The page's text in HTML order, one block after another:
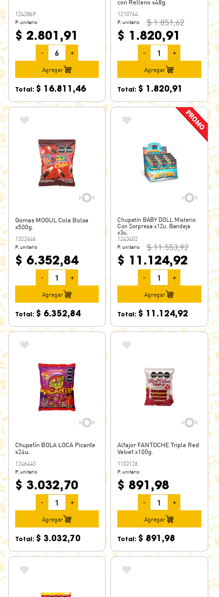
DULECH
EL MOROCHO
ENTRENUTS
FANTOCHE
FEELING
FELFORT
FERRERO ROCHER
FESTIVA
FLICS
FLOW
FORT
FORT DIET
FORT MINT
FREEGELLS
FRUTAL ARCOR
FRUTI ESPANTO
FULBITO
FULL GEORGALOS
FULL MANÍ
FULL MINT
GALLO
GAROTO
GENIO
GODET
GOLOMIX
GOMUTCHO
GONGYS
GRANDIOSO
GRANDOTE
GUAYMALLEN
GUMMI ZONE
1242869
P. unitario
$ 2.801,91
- +
Agregar
Total: $ 16.811,46
con Relleno x48g.
1210764
P. unitario $ 1.851,62
$ 1.820,91
- +
Agregar
Total: $ 1.820,91
Gomas MOGUL Cola Bolsa
x500g.
1322646
P. unitario
$ 6.352,84
- +
Agregar
Total: $ 6.352,84
Chupetín BABY DOLL Misterio
Con Sorpresa x12u. Bandeja
x3u.
1243402
P. unitario $ 11.553,92
$ 11.124,92
- +
Agregar
Total: $ 11.124,92
Chupetín BOLA LOCA Picante
x24u.
1246440
P. unitario
$ 3.032,70
- +
Agregar
Total: $ 3.032,70
Alfajor FANTOCHE Triple Red
Velvet x100g.
1102126
P. unitario
$ 891,98
- +
Agregar
Total: $ 891,98